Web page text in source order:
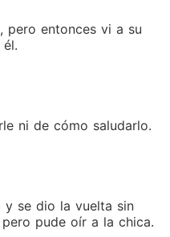
pero entonces vi a su
ni de cómo saludarlo.
y se dio la vuelta sin
pude oír a la chica.